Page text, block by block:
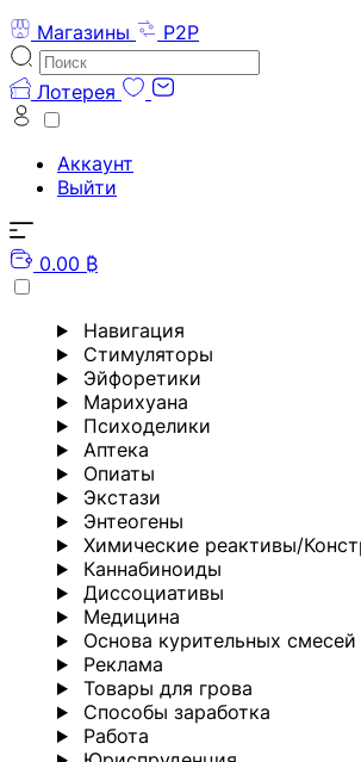
Магазины
P2P
Лотерея
Аккаунт
Выйти
0.00 ₿
Навигация
Стимуляторы
Эйфоретики
Марихуана
Психоделики
Аптека
Опиаты
Экстази
Энтеогены
Химические реактивы/
Каннабиноиды
Диссоциативы
Медицина
Основа курительных смесей
Реклама
Товары для грова
Способы заработка
Работа